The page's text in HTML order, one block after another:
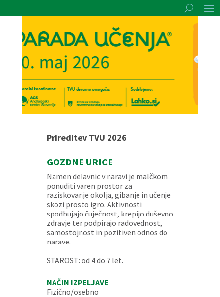
Prireditev TVU 2026
GOZDNE URICE
Namen delavnic v naravi je malčkom
ponuditi varen prostor za
raziskovanje okolja, gibanje in učenje
skozi prosto igro. Aktivnosti
spodbujajo čuječnost, krepijo duševno
zdravje ter podpirajo radovednost,
samostojnost in pozitiven odnos do
narave.
STAROST: od 4 do 7 let.
NAČIN IZPELJAVE
Fizično/osebno